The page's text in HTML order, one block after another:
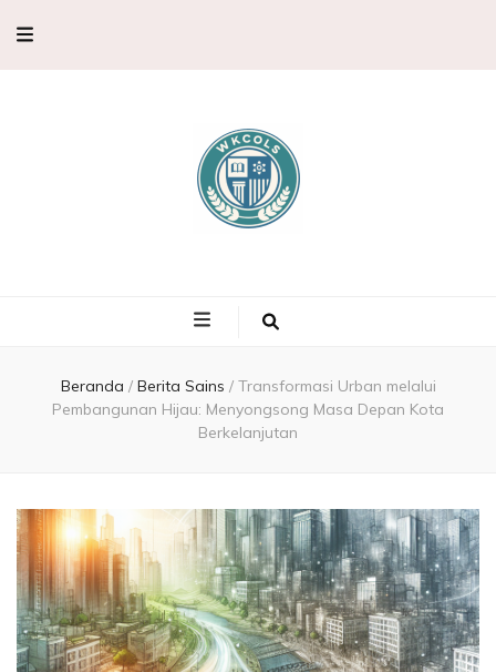
Pembahasan
Ilmu
Pengetahuan,
Eksperimen &
Fakta Sains
Beranda / Berita Sains / Transformasi Urban melalui
Pembangunan Hijau: Menyongsong Masa Depan Kota
Berkelanjutan